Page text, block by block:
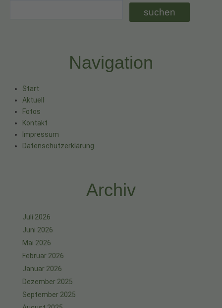
Navigation
Start
Aktuell
Fotos
Kontakt
Impressum
Datenschutzerklärung
Archiv
Juli 2026
Juni 2026
Mai 2026
Februar 2026
Januar 2026
Dezember 2025
September 2025